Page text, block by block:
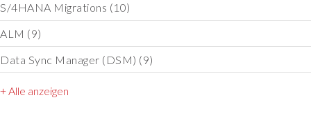
S/4HANA Migrations (10)
ALM (9)
Data Sync Manager (DSM) (9)
+ Alle anzeigen